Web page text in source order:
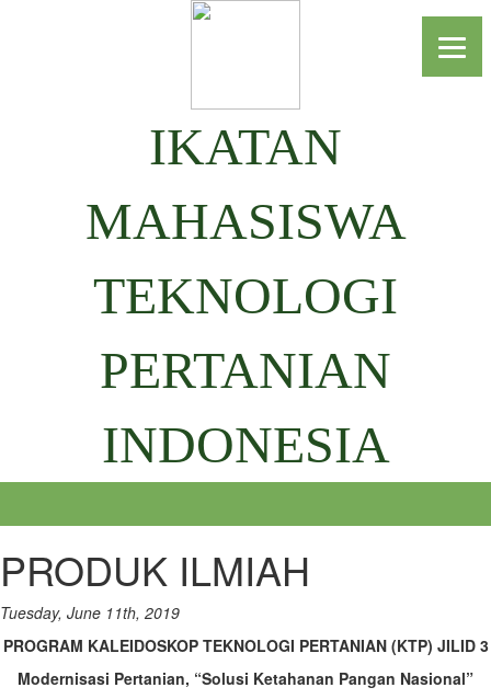
IKATAN
MAHASISWA
TEKNOLOGI
PERTANIAN
INDONESIA
PRODUK ILMIAH
Tuesday, June 11th, 2019
PROGRAM KALEIDOSKOP TEKNOLOGI PERTANIAN (KTP) JILID 3
Modernisasi Pertanian, “Solusi Ketahanan Pangan Nasional”